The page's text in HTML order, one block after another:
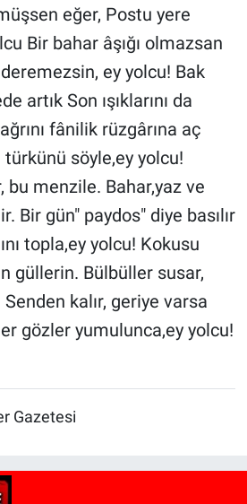
eğer, Postu yere
Bir bahar âşığı olmazsan
ey yolcu! Bak
artık Son ışıklarını da
fânilik rüzgârına aç
türkünü söyle,ey yolcu!
menzile. Bahar,yaz ve
Bir gün" paydos" diye basılır
topla,ey yolcu! Kokusu
güllerin. Bülbüller susar,
kalır, geriye varsa
gözler yumulunca,ey yolcu!
Gazetesi